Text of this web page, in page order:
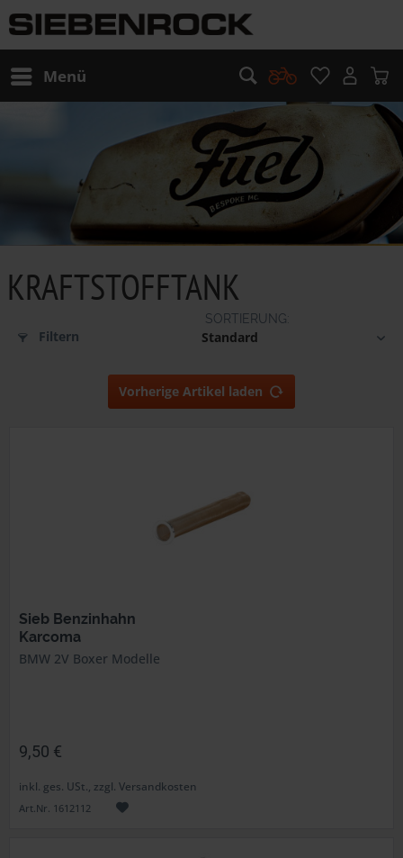
Menü
KRAFTSTOFFTANK
Filtern
Vorherige Artikel laden
Sieb Benzinhahn
Karcoma
BMW 2V Boxer Modelle
9,50 €
inkl. ges. USt., zzgl. Versandkosten
Art.Nr. 1612112